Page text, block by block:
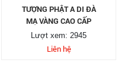
TƯỢNG PHẬT A DI ĐÀ
MẠ VÀNG CAO CẤP
Lượt xem: 2945
Liên hệ